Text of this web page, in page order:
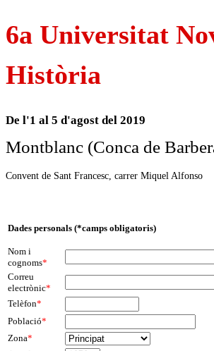
6a Universitat
Història
De l'1 al 5 d'agost del 2019
Montblanc (Conca de
Convent de Sant Francesc, carrer Miquel Alfonso
Dades personals (*camps obligatoris)
Nom i
cognoms*
Correu
electrònic*
Telèfon*
Població*
Zona*